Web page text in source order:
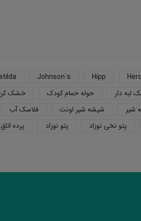
Hipp
Johnson`s
لبه دار حوله حمام کودک
خشک کن
شیر شیشه شیر اونت
فلاسک آب
پتو نخی نوزاد پتو نوزاد
پرده